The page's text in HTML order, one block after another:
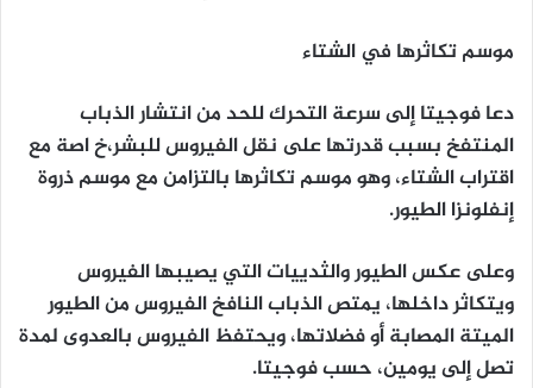
موسم تكاثرها في الشتاء
دعا فوجيتا إلى سرعة التحرك للحد من انتشار الذباب
المنتفخ بسبب قدرتها على نقل الفيروس للبشر،خ اصة مع
اقتراب الشتاء، وهو موسم تكاثرها بالتزامن مع موسم ذروة
إنفلونزا الطيور.
وعلى عكس الطيور والثدييات التي يصيبها الفيروس
ويتكاثر داخلها، يمتص الذباب النافخ الفيروس من الطيور
الميتة المصابة أو فضلاتها، ويحتفظ الفيروس بالعدوى لمدة
تصل إلى يومين، حسب فوجيتا.